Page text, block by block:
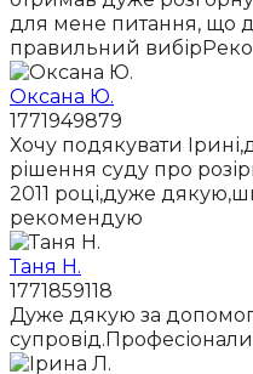
для мене питання, що
правильний
Оксана Ю.
1771949879
Хочу подякувати
рішення суду про
2011 році,дуже
рекомендую
Таня Н.
1771859118
Дуже дякую за